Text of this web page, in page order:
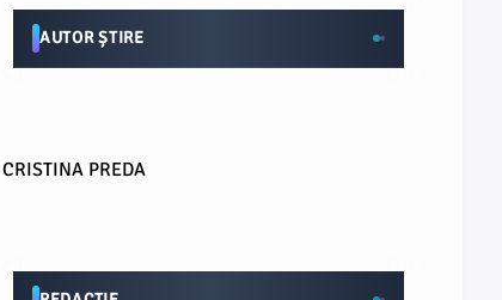
AUTOR ȘTIRE
CRISTINA PREDA